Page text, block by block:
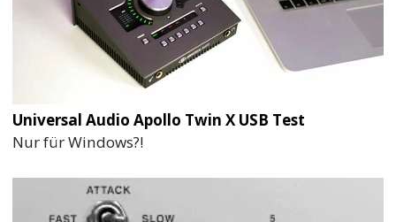
Universal Audio Apollo Twin X USB Test
Nur für Windows?!